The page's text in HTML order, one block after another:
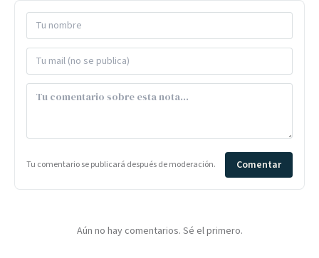
Tu comentario se publicará después de moderación. Comentar
Aún no hay comentarios. Sé el primero.